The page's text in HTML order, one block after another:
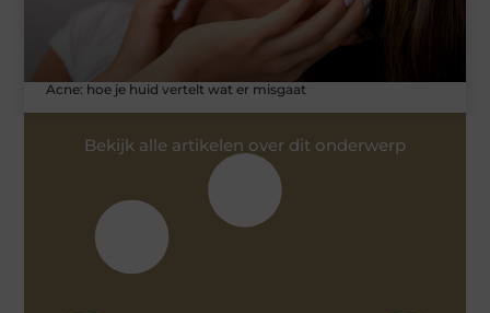
Acne: hoe je huid vertelt wat er misgaat
Bekijk alle artikelen over dit onderwerp